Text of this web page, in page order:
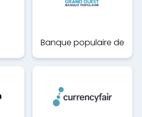
Banque populaire de